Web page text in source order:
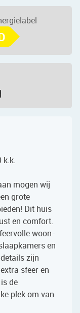
k.k.
mogen wij
grote
Dit huis
en comfort.
woon-
en
zijn
sfeer en
de
plek om van